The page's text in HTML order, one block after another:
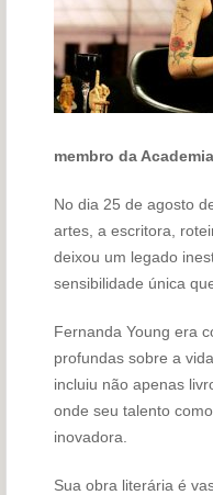
membro da
No dia 25 de agosto
artes, a escritora,
deixou um legado
sensibilidade única
Fernanda Young era
profundas sobre a
incluiu não apenas
onde seu talento
inovadora.
Sua obra literária é